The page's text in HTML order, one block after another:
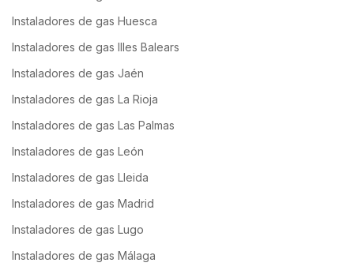
Instaladores de gas Huesca
Instaladores de gas Illes Balears
Instaladores de gas Jaén
Instaladores de gas La Rioja
Instaladores de gas Las Palmas
Instaladores de gas León
Instaladores de gas Lleida
Instaladores de gas Madrid
Instaladores de gas Lugo
Instaladores de gas Málaga